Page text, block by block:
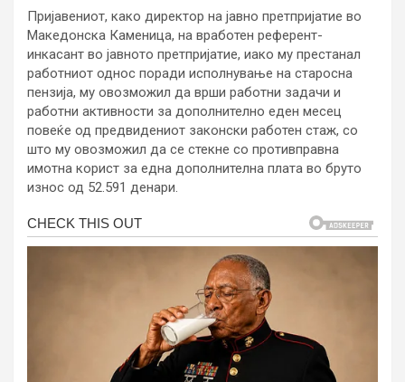
Пријавениот, како директор на јавно претпријатие во
Македонска Каменица, на вработен референт-
инкасант во јавното претпријатие, иако му престанал
работниот однос поради исполнување на старосна
пензија, му овозможил да врши работни задачи и
работни активности за дополнително еден месец
повеќе од предвидениот законски работен стаж, со
што му овозможил да се стекне со противправна
имотна корист за една дополнителна плата во бруто
износ од 52.591 денари.